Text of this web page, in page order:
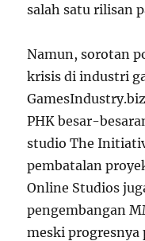
salah satu rilisan
Namun, sorotan
krisis di industri
PHK besar-
studio The
pembatalan
Online Studios
pengembangan
meski